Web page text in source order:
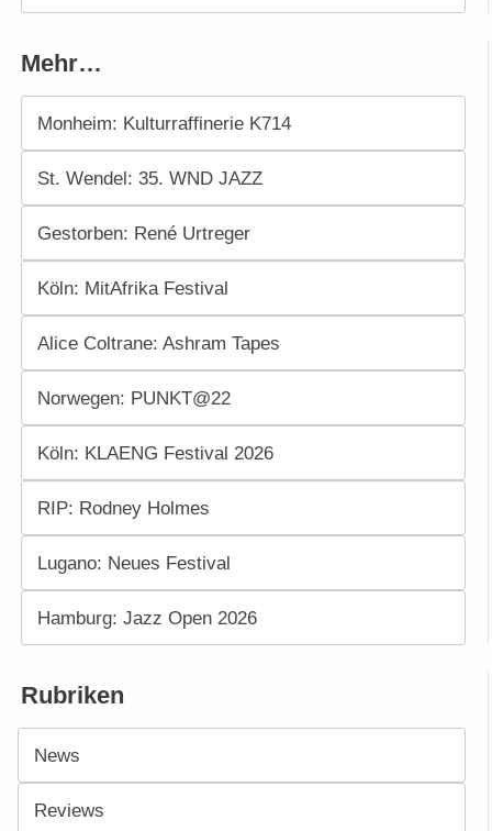
Mehr…
Monheim: Kulturraffinerie K714
St. Wendel: 35. WND JAZZ
Gestorben: René Urtreger
Köln: MitAfrika Festival
Alice Coltrane: Ashram Tapes
Norwegen: PUNKT@22
Köln: KLAENG Festival 2026
RIP: Rodney Holmes
Lugano: Neues Festival
Hamburg: Jazz Open 2026
Rubriken
News
Reviews